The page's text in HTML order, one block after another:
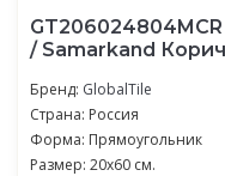
/ Samarkand
Бренд: GlobalTile
Страна: Россия
Форма: Прямоугольник
Размер: 20x60 см.